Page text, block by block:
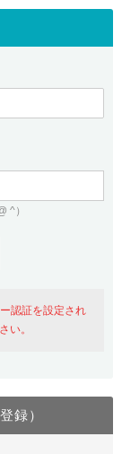
方
能を使う方
^）
認証を設定され
い。
録）